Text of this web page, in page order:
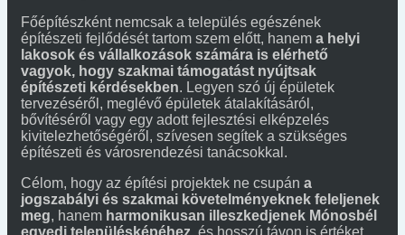
Főépítészként nemcsak a település egészének
építészeti fejlődését tartom szem előtt, hanem a helyi
lakosok és vállalkozások számára is elérhető
vagyok, hogy szakmai támogatást nyújtsak
építészeti kérdésekben. Legyen szó új épületek
tervezéséről, meglévő épületek átalakításáról,
bővítéséről vagy egy adott fejlesztési elképzelés
kivitelezhetőségéről, szívesen segítek a szükséges
építészeti és városrendezési tanácsokkal.
Célom, hogy az építési projektek ne csupán a
jogszabályi és szakmai követelményeknek feleljenek
meg, hanem harmonikusan illeszkedjenek Mónosbél
egyedi településképéhez, és hosszú távon is értéket